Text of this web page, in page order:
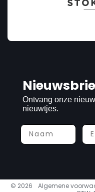
Ontvang onze
nieuwtjes.
© 2026 Algemene